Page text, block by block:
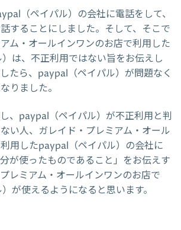
（ペイパル）の会社に電話をして、
することにしました。そして、そこで
ム・オールインワンのお店で利用した
は、不正利用ではない旨をお伝えし
たら、paypal（ペイパル）が問題なく
りました。
、paypal（ペイパル）が不正利用と判
い人、ガレイド・プレミアム・オール
用したpaypal（ペイパル）の会社に
が使ったものであること」をお伝えす
レミアム・オールインワンのお店で
が使えるようになると思います。